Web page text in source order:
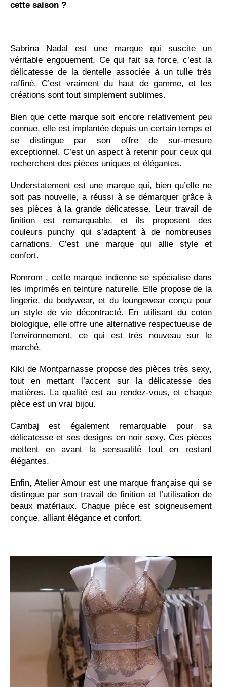
cette saison ?
Sabrina Nadal est une marque qui suscite un
véritable engouement. Ce qui fait sa force, c’est la
délicatesse de la dentelle associée à un tulle très
raffiné. C’est vraiment du haut de gamme, et les
créations sont tout simplement sublimes.
Bien que cette marque soit encore relativement peu
connue, elle est implantée depuis un certain temps et
se distingue par son offre de sur-mesure
exceptionnel. C’est un aspect à retenir pour ceux qui
recherchent des pièces uniques et élégantes.
Understatement est une marque qui, bien qu’elle ne
soit pas nouvelle, a réussi à se démarquer grâce à
ses pièces à la grande délicatesse. Leur travail de
finition est remarquable, et ils proposent des
couleurs punchy qui s’adaptent à de nombreuses
carnations. C’est une marque qui allie style et
confort.
Romrom , cette marque indienne se spécialise dans
les imprimés en teinture naturelle. Elle propose de la
lingerie, du bodywear, et du loungewear conçu pour
un style de vie décontracté. En utilisant du coton
biologique, elle offre une alternative respectueuse de
l’environnement, ce qui est très nouveau sur le
marché.
Kiki de Montparnasse propose des pièces très sexy,
tout en mettant l’accent sur la délicatesse des
matières. La qualité est au rendez-vous, et chaque
pièce est un vrai bijou.
Cambaj est également remarquable pour sa
délicatesse et ses designs en noir sexy. Ces pièces
mettent en avant la sensualité tout en restant
élégantes.
Enfin, Atelier Amour est une marque française qui se
distingue par son travail de finition et l’utilisation de
beaux matériaux. Chaque pièce est soigneusement
conçue, alliant élégance et confort.